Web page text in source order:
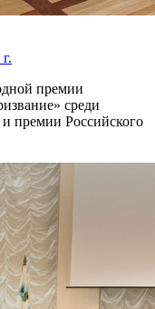
премии
среди
премии Российского